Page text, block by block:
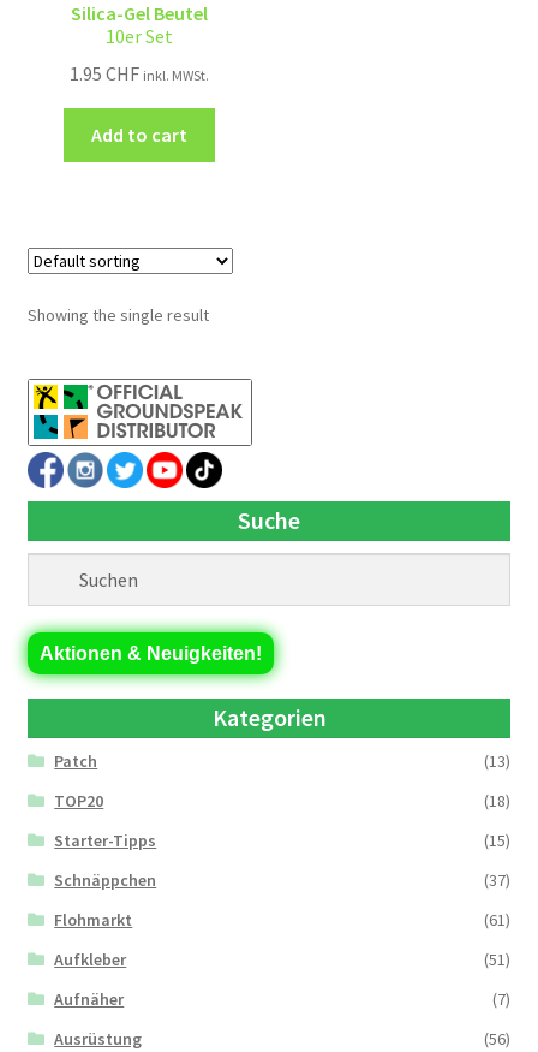
Silica-Gel Beutel
10er Set
1.95CHF inkl. MWSt.
Add to cart
Showing the single result
Suche
Aktionen & Neuigkeiten!
Kategorien
Patch
(13)
TOP20
(18)
Starter-Tipps
(15)
Schnäppchen
(37)
Flohmarkt
(61)
Aufkleber
(51)
Aufnäher
(7)
Ausrüstung
(56)